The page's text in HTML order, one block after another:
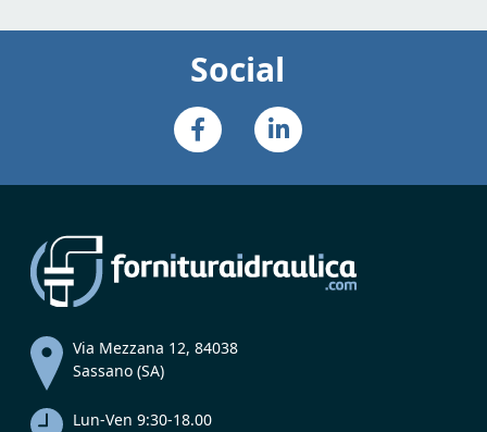
Social
Via Mezzana 12, 84038
Sassano (SA)
Lun-Ven 9:30-18.00